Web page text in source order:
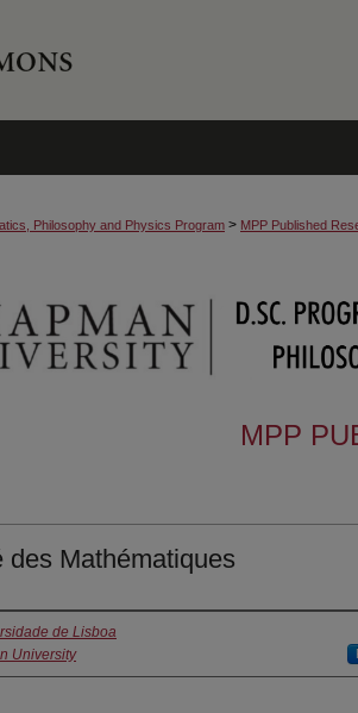
Philosophy and Physics Program > MPP Published
MPP
des Mathématiques
de Lisboa
University